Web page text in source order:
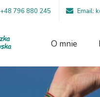
796 880 245 Email:
O mnie